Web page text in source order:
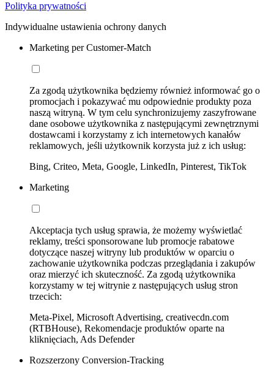
Polityka prywatności
Indywidualne ustawienia ochrony danych
Marketing per Customer-Match
Za zgodą użytkownika będziemy również informować go o
promocjach i pokazywać mu odpowiednie produkty poza
naszą witryną. W tym celu synchronizujemy zaszyfrowane
dane osobowe użytkownika z następującymi zewnętrznymi
dostawcami i korzystamy z ich internetowych kanałów
reklamowych, jeśli użytkownik korzysta już z ich usług:
Bing, Criteo, Meta, Google, LinkedIn, Pinterest, TikTok
Marketing
Akceptacja tych usług sprawia, że możemy wyświetlać
reklamy, treści sponsorowane lub promocje rabatowe
dotyczące naszej witryny lub produktów w oparciu o
zachowanie użytkownika podczas przeglądania i zakupów
oraz mierzyć ich skuteczność. Za zgodą użytkownika
korzystamy w tej witrynie z następujących usług stron
trzecich:
Meta-Pixel, Microsoft Advertising, creativecdn.com
(RTBHouse), Rekomendacje produktów oparte na
kliknięciach, Ads Defender
Rozszerzony Conversion-Tracking